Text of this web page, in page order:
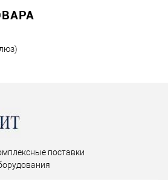
поставки